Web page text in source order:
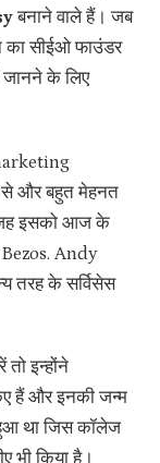
बनाने वाले हैं। जब
का सीईओ फाउंडर
के लिए
से और बहुत मेहनत
इसको आज के
Andy
तरह के सर्विसेस
इन्होंने
हैं और इनकी जन्म
था जिस कॉलेज
भी किया है।